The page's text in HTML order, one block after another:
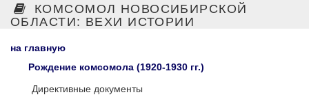
КОМСОМОЛ НОВОСИБИРСКОЙ
ОБЛАСТИ: ВЕХИ ИСТОРИИ
на главную
Рождение комсомола (1920-1930 гг.)
Директивные документы